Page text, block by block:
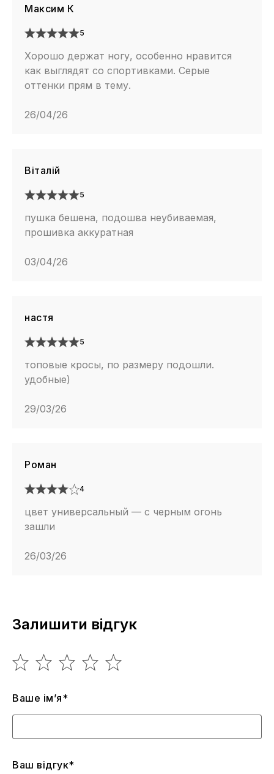
Максим К
5
Хорошо держат ногу, особенно нравится
как выглядят со спортивками. Серые
оттенки прям в тему.
26/04/26
Віталій
5
пушка бешена, подошва неубиваемая,
прошивка аккуратная
03/04/26
настя
5
топовые кросы, по размеру подошли.
удобные)
29/03/26
Роман
4
цвет универсальный — с черным огонь
зашли
26/03/26
Залишити відгук
Ваше ім’я*
Ваш відгук*